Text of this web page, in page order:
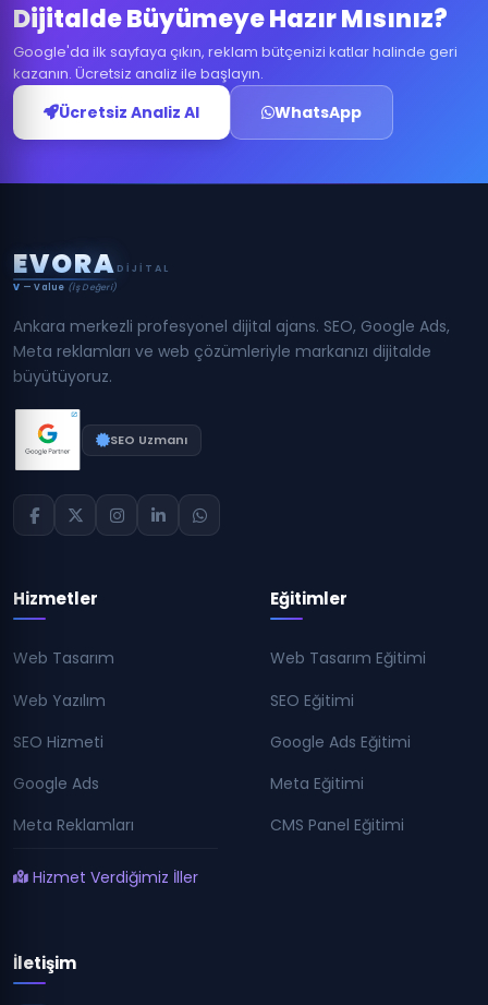
Dijitalde Büyümeye Hazır Mısınız?
Google'da ilk sayfaya çıkın, reklam bütçenizi katlar halinde geri
kazanın. Ücretsiz analiz ile başlayın.
Ücretsiz Analiz Al WhatsApp
EVORA DIJITAL
V — Value (İş Değeri)
Ankara merkezli profesyonel dijital ajans. SEO, Google Ads,
Meta reklamları ve web çözümleriyle markanızı dijitalde
büyütüyoruz.
SEO Uzmanı
Hizmetler
Web Tasarım
Web Yazılım
SEO Hizmeti
Google Ads
Meta Reklamları
Hizmet Verdiğimiz İller
Eğitimler
Web Tasarım Eğitimi
SEO Eğitimi
Google Ads Eğitimi
Meta Eğitimi
CMS Panel Eğitimi
İletişim